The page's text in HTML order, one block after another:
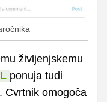
življenjskemu
ponuja tudi
Cvrtnik omogoča